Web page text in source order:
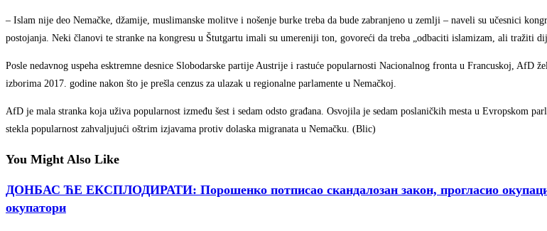
– Islam nije deo Nemačke, džamije, muslimanske molitve i nošenje burke treba da bude zabranjeno u zemlji – naveli su učesnici
postojanja. Neki članovi te stranke na kongresu u Štutgartu imali su umereniji ton, govoreći da treba „odbaciti islamizam, ali tražiti
Posle nedavnog uspeha esktremne desnice Slobodarske partije Austrije i rastuće popularnosti Nacionalnog fronta u Francuskoj, AfD
izborima 2017. godine nakon što je prešla cenzus za ulazak u regionalne parlamente u Nemačkoj.
AfD je mala stranka koja uživa popularnost između šest i sedam odsto građana. Osvojila je sedam poslaničkih mesta u Evropskom
stekla popularnost zahvaljujući oštrim izjavama protiv dolaska migranata u Nemačku. (Blic)
You Might Also Like
ДОНБАС ЋЕ ЕКСПЛОДИРАТИ: Порошенко потписао скандалозан закон, прогласио
окупатори